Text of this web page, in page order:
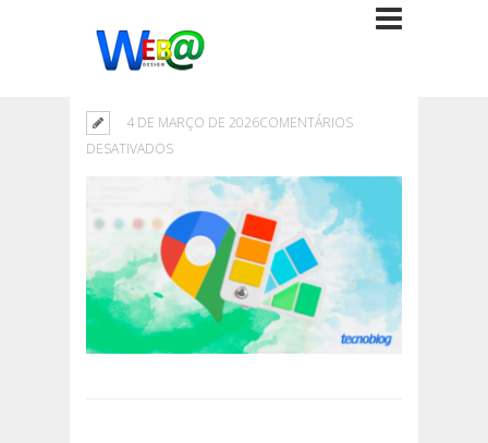
4 DE MARÇO DE 2026COMENTÁRIOS
DESATIVADOSEM